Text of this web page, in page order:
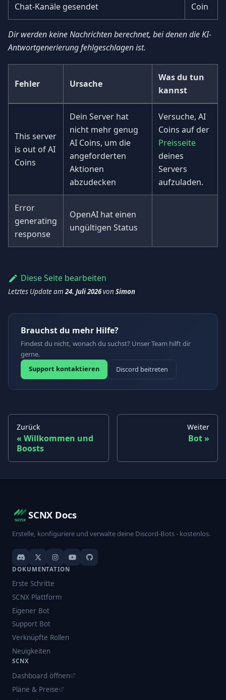
Chat-Kanäle gesendet
Coin
Dir werden keine Nachrichten berechnet, bei denen die KI-
Antwortgenerierung fehlgeschlagen ist.
Fehler Ursache
Was du tun
kannst
This server
is out of AI
Coins
Dein Server hat
nicht mehr genug
AI Coins, um die
angeforderten
Aktionen
abzudecken
Versuche, AI
Coins auf der
Preisseite
deines
Servers
aufzuladen.
Error
generating
response
OpenAI hat einen
ungültigen Status
Diese Seite bearbeiten
Letztes Updateam 24. Juli 2026von Simon
Brauchst du mehr Hilfe?
Findest du nicht, wonach du suchst? Unser Team hilft dir
gerne.
Support kontaktieren
Discord beitreten
Zurück
Willkommen und
Boosts
Weiter
Bot
SCNX Docs
Erstelle, konfiguriere und verwalte deine Discord-Bots - kostenlos.
DOKUMENTATION
Erste Schritte
SCNX Plattform
Eigener Bot
Support Bot
Verknüpfte Rollen
Neuigkeiten
SCNX
Dashboard öffnen
Pläne & Preise